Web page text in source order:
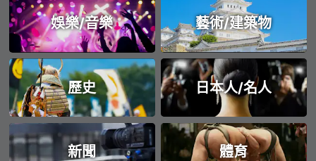
娛樂/音樂 藝術/建築物
歷史 日本人/名人
新聞 體育